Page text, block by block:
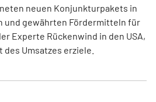
neuen Konjunkturpakets in
und gewährten Fördermitteln für
Experte Rückenwind in den USA,
des Umsatzes erziele.